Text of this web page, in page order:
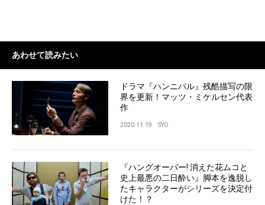
あわせて読みたい
ドラマ『ハンニバル』残酷描写の限
界を更新！マッツ・ミケルセン代表
作
2020.11.19 SYO
『ハングオーバー! 消えた花ムコと
史上最悪の二日酔い』脚本を逸脱し
たキャラクターがシリーズを決定付
けた！？